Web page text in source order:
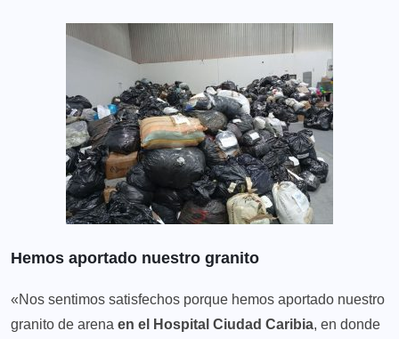
Hemos aportado nuestro granito
«Nos sentimos satisfechos porque hemos aportado nuestro
granito de arena en el Hospital Ciudad Caribia, en donde